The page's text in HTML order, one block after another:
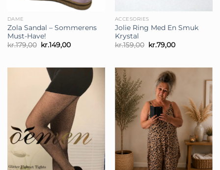
DAME
Zola Sandal – Sommerens
Must-Have!
kr.179,00 Den
oprindelige
kr.179,00.
kr.149,00Den
kr.149,00.
ACCESORIES
Jolie Ring Med En Smuk
Krystal
kr.159,00 Den
oprindelige
kr.159,00.
kr.79,00Den
kr.79,00.